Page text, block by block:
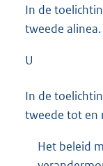
In de
tweede alinea.
U
In de
tweede tot en
Het beleid